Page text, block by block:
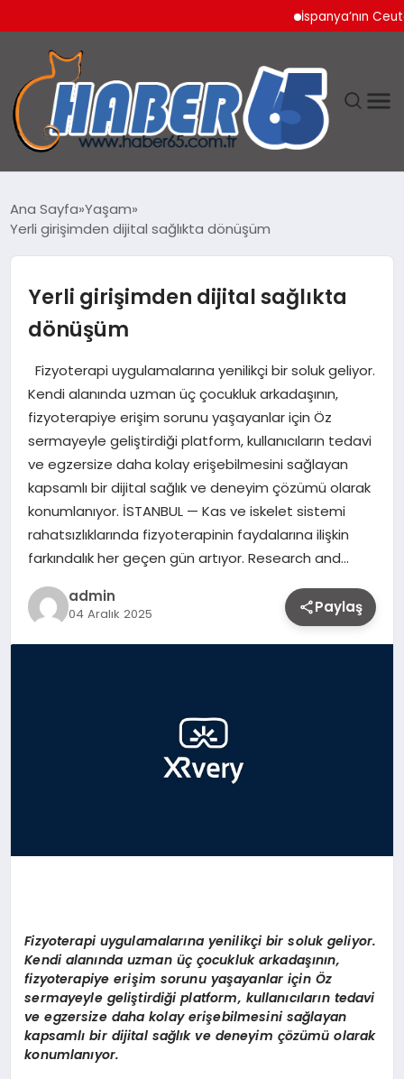
İspanya’nın Ceuta
YAŞAM
TEKNOLOJI
Ana Sayfa Yaşam
Yerli girişimden dijital sağlıkta dönüşüm
Yerli girişimden dijital sağlıkta
dönüşüm
Fizyoterapi uygulamalarına yenilikçi bir soluk geliyor.
Kendi alanında uzman üç çocukluk arkadaşının,
fizyoterapiye erişim sorunu yaşayanlar için Öz
sermayeyle geliştirdiği platform, kullanıcıların tedavi
ve egzersize daha kolay erişebilmesini sağlayan
kapsamlı bir dijital sağlık ve deneyim çözümü olarak
konumlanıyor. İSTANBUL — Kas ve iskelet sistemi
rahatsızlıklarında fizyoterapinin faydalarına ilişkin
farkındalık her geçen gün artıyor. Research and…
admin
04 Aralık 2025 Paylaş
Fizyoterapi uygulamalarına yenilikçi bir soluk geliyor.
Kendi alanında uzman üç çocukluk arkadaşının,
fizyoterapiye erişim sorunu yaşayanlar için Öz
sermayeylegeliştirdiği platform, kullanıcıların tedavi
ve egzersize daha kolay erişebilmesini sağlayan
kapsamlı bir dijital sağlık ve deneyim çözümü olarak
konumlanıyor.